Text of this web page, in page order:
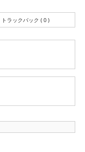
トラックバック ( 0 )